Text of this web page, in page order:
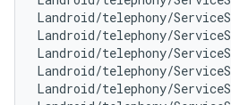
Landroid/telephony/
Landroid/telephony/
Landroid/telephony/
Landroid/telephony/
Landroid/telephony/